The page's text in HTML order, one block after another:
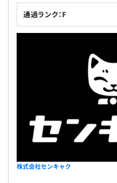
通過ランク：F
株式会社センキャク